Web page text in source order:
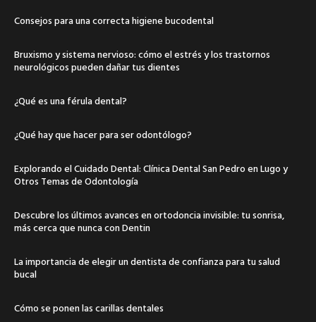
Consejos para una correcta higiene bucodental
Bruxismo y sistema nervioso: cómo el estrés y los trastornos
neurológicos pueden dañar tus dientes
¿Qué es una férula dental?
¿Qué hay que hacer para ser odontólogo?
Explorando el Cuidado Dental: Clínica Dental San Pedro en Lugo y
Otros Temas de Odontología
Descubre los últimos avances en ortodoncia invisible: tu sonrisa,
más cerca que nunca con Dentin
La importancia de elegir un dentista de confianza para tu salud
bucal
Cómo se ponen las carillas dentales